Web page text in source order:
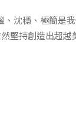
沈穩、極簡是
堅持創造出超越